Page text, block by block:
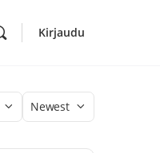
Kirjaudu
Sort